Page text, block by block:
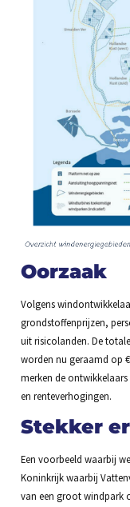
Oorzaak
Volgens
grondstoffenprijzen,
uit risicolanden. De
worden nu geraamd op
merken de
en renteverhogingen.
Stekker
Een voorbeeld waarbij
Koninkrijk waarbij
van een groot windpark